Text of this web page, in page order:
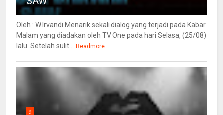
Oleh : W.Irvandi Menarik sekali dialog yang terjadi pada Kabar
Malam yang diadakan oleh TV One pada hari Selasa, (25/08)
lalu. Setelah sulit... Readmore
9